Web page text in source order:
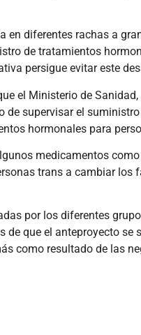
diferentes rachas a
de tratamientos
persigue evitar este
el Ministerio de
de supervisar el
hormonales para
medicamentos como
trans a cambiar los
por los diferentes
de que el anteproyecto se
como resultado de las